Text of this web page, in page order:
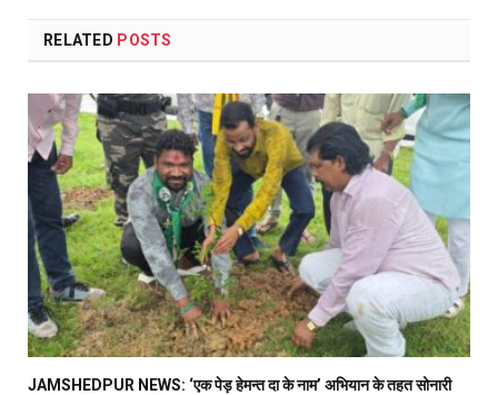
RELATED POSTS
JAMSHEDPUR NEWS: ‘एक पेड़ हेमन्त दा के नाम’ अभियान के तहत सोनारी